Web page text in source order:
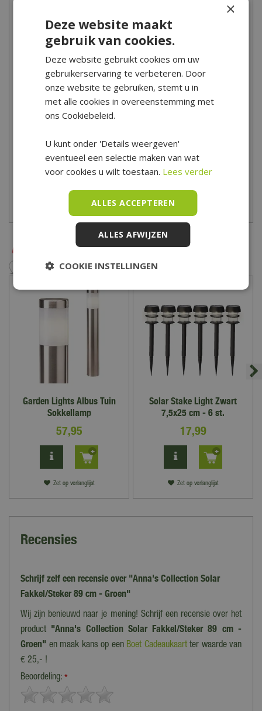
Meer informatie
Creëer een warme sfeer in de tuin en rondom het huis met de
buitenverlichting van Tuincentrum De Boet!
Heb je vragen of advies nodig? Dan ben je van harte uitgenodigd
in onze winkel in Hoogwoud. Onze medewerkers geven je graag
advies! Bekijk ons online aanbod en bestel eenvoudig online of
assortiment.
Bekijk hier onze openingstijden
Garden Lights Albus Tuin
Sokkellamp
57,95
Zet op verlanglijst
Solar Stake Light Zwart
7,5x25 cm - 6 st.
17,99
Zet op verlanglijst
Recensies
Schrijf zelf een recensie over "Anna's Collection Solar
Fakkel/Steker 89 cm - Groen"
Wij zijn benieuwd naar je mening! Schrijf een recensie over het
product "Anna's Collection Solar Fakkel/Steker 89 cm -
Groen" en maak kans op een Boet Cadeaukaartter waarde van
€ 25,- !
Beoordeling: *
×
Deze website maakt
gebruik van cookies.
Deze website gebruikt cookies om uw
gebruikerservaring te verbeteren. Door
onze website te gebruiken, stemt u in
met alle cookies in overeenstemming met
ons Cookiebeleid.
U kunt onder 'Details weergeven'
eventueel een selectie maken van wat
voor cookies u wilt toestaan. Lees verder
ALLES ACCEPTEREN
ALLES AFWIJZEN
COOKIE INSTELLINGEN